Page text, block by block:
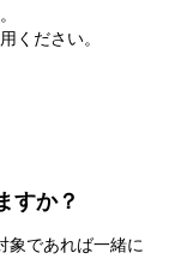
ください。
すか？
象であれば一緒に